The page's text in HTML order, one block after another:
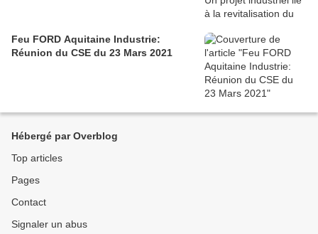
Feu FORD Aquitaine Industrie:
Réunion du CSE du 23 Mars 2021
Hébergé par Overblog
Top articles
Pages
Contact
Signaler un abus